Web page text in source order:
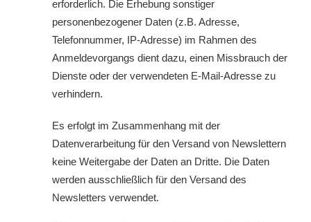
erforderlich. Die Erhebung sonstiger
personenbezogener Daten (z.B. Adresse,
Telefonnummer, IP-Adresse) im Rahmen des
Anmeldevorgangs dient dazu, einen Missbrauch der
Dienste oder der verwendeten E-Mail-Adresse zu
verhindern.
Es erfolgt im Zusammenhang mit der
Datenverarbeitung für den Versand von Newslettern
keine Weitergabe der Daten an Dritte. Die Daten
werden ausschließlich für den Versand des
Newsletters verwendet.